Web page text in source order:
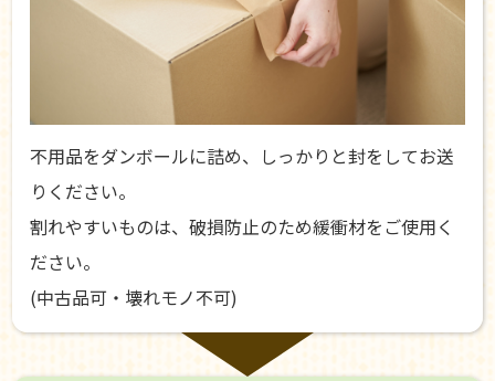
不用品をダンボールに詰め、しっかりと封をしてお送
りください。
割れやすいものは、破損防止のため緩衝材をご使用く
ださい。
(中古品可・壊れモノ不可)